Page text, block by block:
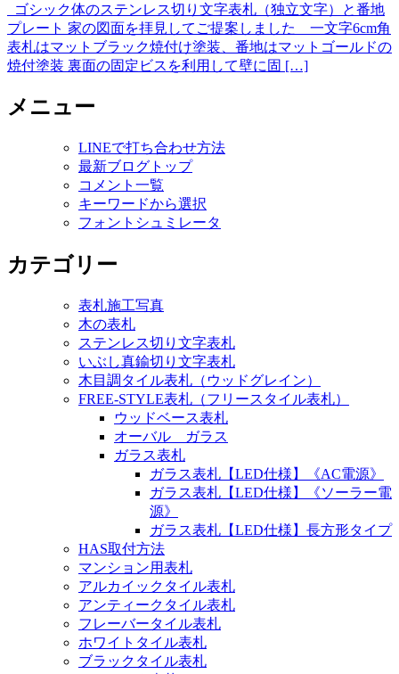
ゴシック体のステンレス切り文字表札（独立文字）と番地
プレート 家の図面を拝見してご提案しました 一文字6cm角
表札はマットブラック焼付け塗装、番地はマットゴールドの
焼付塗装 裏面の固定ビスを利用して壁に固 […]
メニュー
LINEで打ち合わせ方法
最新ブログトップ
コメント一覧
キーワードから選択
フォントシュミレータ
カテゴリー
表札施工写真
木の表札
ステンレス切り文字表札
いぶし真鍮切り文字表札
木目調タイル表札（ウッドグレイン）
FREE-STYLE表札（フリースタイル表札）
ウッドベース表札
オーバル ガラス
ガラス表札
ガラス表札【LED仕様】《AC電源》
ガラス表札【LED仕様】《ソーラー電
源》
ガラス表札【LED仕様】長方形タイプ
HAS取付方法
マンション用表札
アルカイックタイル表札
アンティークタイル表札
フレーバータイル表札
ホワイトタイル表札
ブラックタイル表札